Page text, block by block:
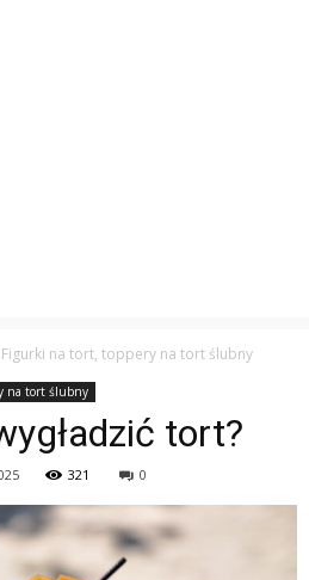
Figurki na tort, toppery na tort ślubny
na tort ślubny
tort?
321 0